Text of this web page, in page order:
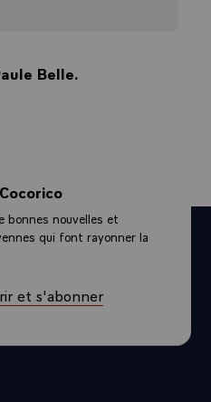
Belle.
bonnes nouvelles et
qui font rayonner la
et s'abonner